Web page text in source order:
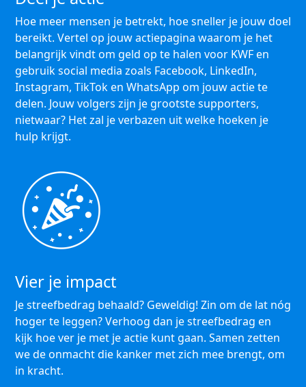
Hoe meer mensen je betrekt, hoe sneller je jouw doel
bereikt. Vertel op jouw actiepagina waarom je het
belangrijk vindt om geld op te halen voor KWF en
gebruik social media zoals Facebook, LinkedIn,
Instagram, TikTok en WhatsApp om jouw actie te
delen. Jouw volgers zijn je grootste supporters,
nietwaar? Het zal je verbazen uit welke hoeken je
hulp krijgt.
Vier je impact
Je streefbedrag behaald? Geweldig! Zin om de lat nóg
hoger te leggen? Verhoog dan je streefbedrag en
kijk hoe ver je met je actie kunt gaan. Samen zetten
we de onmacht die kanker met zich mee brengt, om
in kracht.